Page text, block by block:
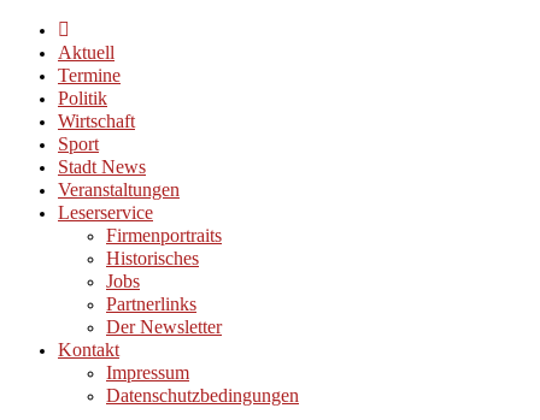
Aktuell
Termine
Politik
Wirtschaft
Sport
Stadt News
Veranstaltungen
Leserservice
Firmenportraits
Historisches
Jobs
Partnerlinks
Der Newsletter
Kontakt
Impressum
Datenschutzbedingungen